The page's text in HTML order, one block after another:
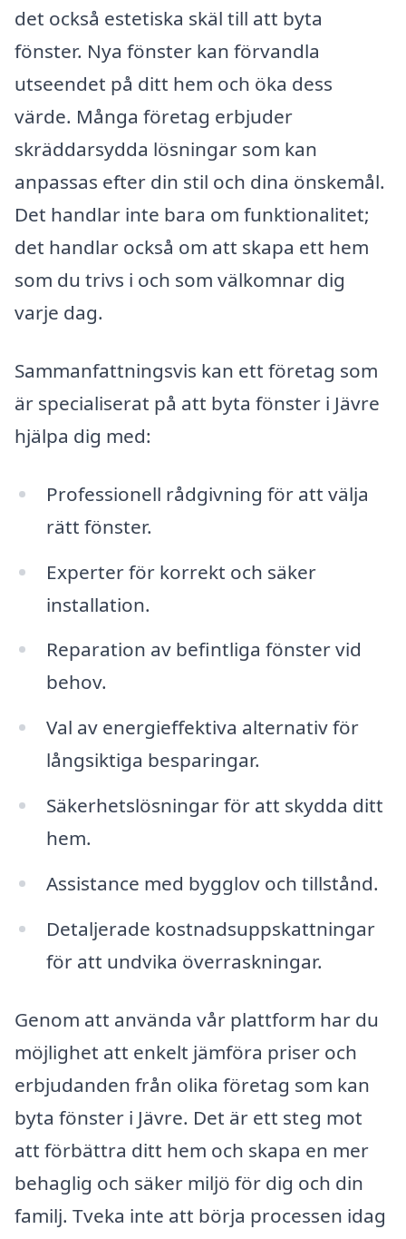
det också estetiska skäl till att byta
fönster. Nya fönster kan förvandla
utseendet på ditt hem och öka dess
värde. Många företag erbjuder
skräddarsydda lösningar som kan
anpassas efter din stil och dina önskemål.
Det handlar inte bara om funktionalitet;
det handlar också om att skapa ett hem
som du trivs i och som välkomnar dig
varje dag.
Sammanfattningsvis kan ett företag som
är specialiserat på att byta fönster i Jävre
hjälpa dig med:
Professionell rådgivning för att välja
rätt fönster.
Experter för korrekt och säker
installation.
Reparation av befintliga fönster vid
behov.
Val av energieffektiva alternativ för
långsiktiga besparingar.
Säkerhetslösningar för att skydda ditt
hem.
Assistance med bygglov och tillstånd.
Detaljerade kostnadsuppskattningar
för att undvika överraskningar.
Genom att använda vår plattform har du
möjlighet att enkelt jämföra priser och
erbjudanden från olika företag som kan
byta fönster i Jävre. Det är ett steg mot
att förbättra ditt hem och skapa en mer
behaglig och säker miljö för dig och din
familj. Tveka inte att börja processen idag